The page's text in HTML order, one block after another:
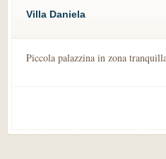
Villa Daniela
Piccola palazzina in zona